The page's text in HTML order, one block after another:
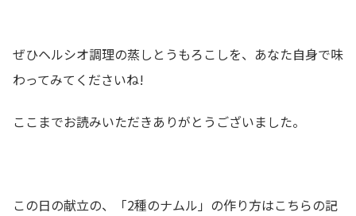
ぜひヘルシオ調理の蒸しとうもろこしを、あなた自身で味
わってみてくださいね!
ここまでお読みいただきありがとうございました。
この日の献立の、「2種のナムル」の作り方はこちらの記